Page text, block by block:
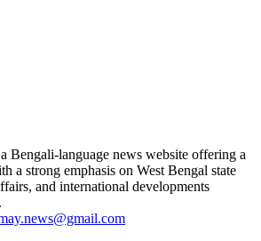
Bengali-language news website offering a
a strong emphasis on West Bengal state
and international developments